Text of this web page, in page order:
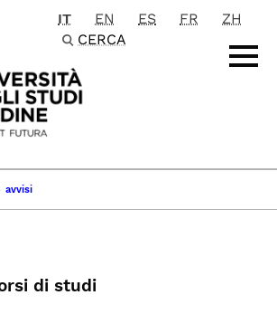
principale
IT EN ES FR
ZH
CERCA
avvisi
di studi